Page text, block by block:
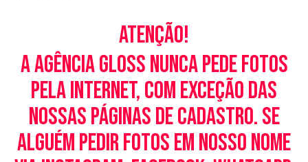
Atenção!
A Agência Gloss nunca pede fotos
pela Internet, com exceção das
nossas páginas de cadastro. Se
alguém pedir fotos em nosso nome